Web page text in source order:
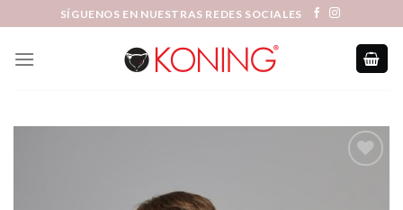
content
SÍGUENOS EN NUESTRAS REDES SOCIALES